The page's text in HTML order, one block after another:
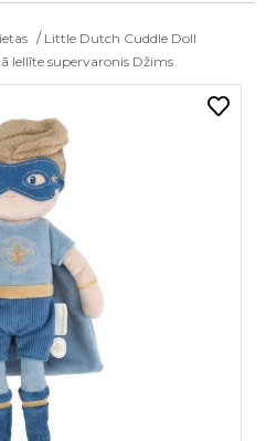
/ Little Dutch Cuddle Doll
lellīte supervaronis Džims